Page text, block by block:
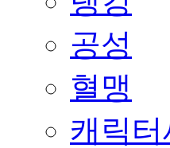
공성
혈맹
캐릭터